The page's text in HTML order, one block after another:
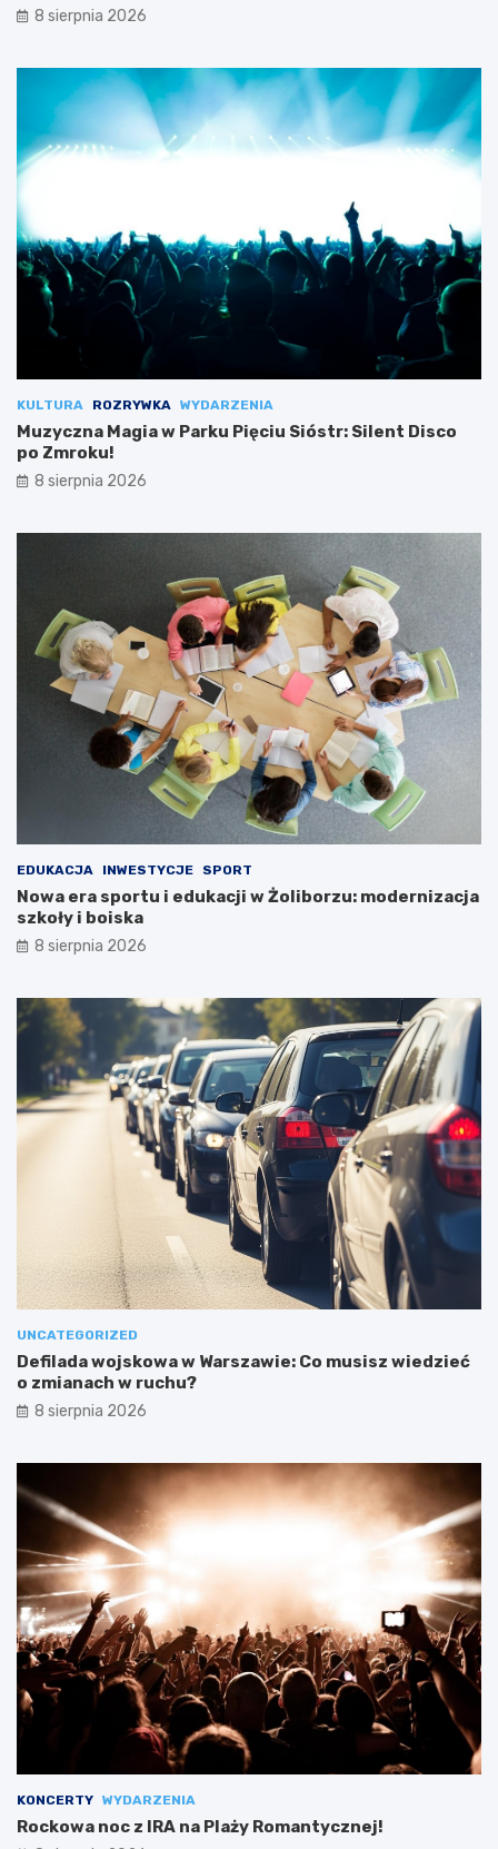
8 sierpnia 2026
KULTURA ROZRYWKA WYDARZENIA
Muzyczna Magia w Parku Pięciu Sióstr: Silent Disco
po Zmroku!
8 sierpnia 2026
EDUKACJA INWESTYCJE SPORT
Nowa era sportu i edukacji w Żoliborzu: modernizacja
szkoły i boiska
8 sierpnia 2026
UNCATEGORIZED
Defilada wojskowa w Warszawie: Co musisz wiedzieć
o zmianach w ruchu?
8 sierpnia 2026
KONCERTY WYDARZENIA
Rockowa noc z IRA na Plaży Romantycznej!